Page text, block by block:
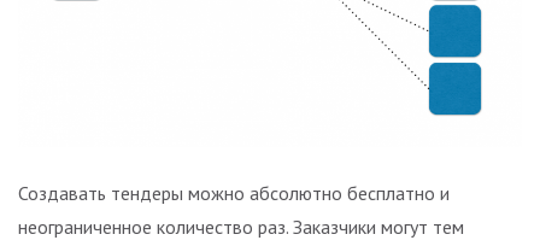
Создавать тендеры можно абсолютно бесплатно и
неограниченное количество раз. Заказчики могут тем